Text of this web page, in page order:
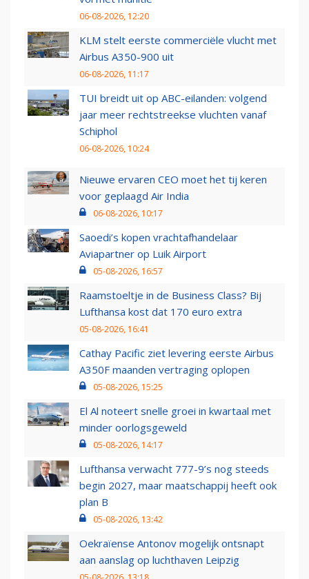
06-08-2026, 12:20
KLM stelt eerste commerciële vlucht met
Airbus A350-900 uit
06-08-2026, 11:17
TUI breidt uit op ABC-eilanden: volgend
jaar meer rechtstreekse vluchten vanaf
Schiphol
06-08-2026, 10:24
Nieuwe ervaren CEO moet het tij keren
voor geplaagd Air India
06-08-2026, 10:17
Saoedi’s kopen vrachtafhandelaar
Aviapartner op Luik Airport
05-08-2026, 16:57
Raamstoeltje in de Business Class? Bij
Lufthansa kost dat 170 euro extra
05-08-2026, 16:41
Cathay Pacific ziet levering eerste Airbus
A350F maanden vertraging oplopen
05-08-2026, 15:25
El Al noteert snelle groei in kwartaal met
minder oorlogsgeweld
05-08-2026, 14:17
Lufthansa verwacht 777-9’s nog steeds
begin 2027, maar maatschappij heeft ook
plan B
05-08-2026, 13:42
Oekraïense Antonov mogelijk ontsnapt
aan aanslag op luchthaven Leipzig